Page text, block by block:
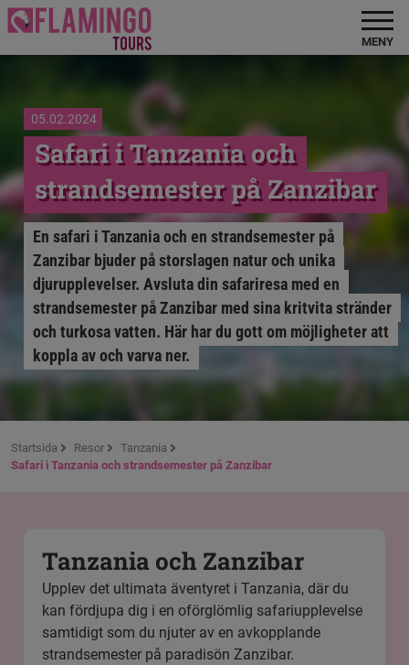
MENY
05.02.2024
Safari i Tanzania och
strandsemester på Zanzibar
En safari i Tanzania och en strandsemester på
Zanzibar bjuder på storslagen natur och unika
djurupplevelser. Avsluta din safariresa med en
strandsemester på Zanzibar med sina kritvita stränder
och turkosa vatten. Här har du gott om möjligheter att
koppla av och varva ner.
Startsida Resor
Tanzania
Safari i Tanzania och strandsemester på Zanzibar
Tanzania och Zanzibar
Upplev det ultimata äventyret i Tanzania, där du
kan fördjupa dig i en oförglömlig safariupplevelse
samtidigt som du njuter av en avkopplande
strandsemester på paradisön Zanzibar.